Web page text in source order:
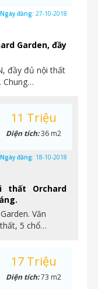
Garden, đầy
đầy đủ nội thất
Chung…
Ngày đăng: 27-10-2018
thất Orchard
Văn
5 chổ…
11 Triệu
Diện tích:36 m2
Ngày đăng: 18-10-2018
17 Triệu
Diện tích:73 m2